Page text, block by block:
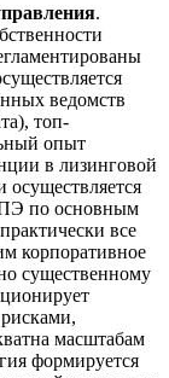
.
ведомств
топ-
опыт
в лизинговой
осуществляется
по основным
все
корпоративное
существенному
масштабам
формируется